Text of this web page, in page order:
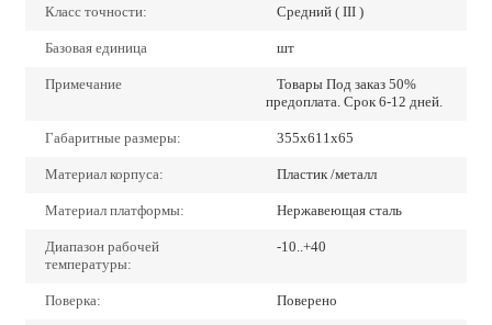
Класс точности: Средний ( III )
Базовая единица шт
Примечание
Товары Под заказ 50%
предоплата. Срок 6-12 дней.
Габаритные размеры: 355х611х65
Материал корпуса: Пластик /металл
Материал платформы: Нержавеющая сталь
Диапазон рабочей
температуры:
-10..+40
Поверка: Поверено